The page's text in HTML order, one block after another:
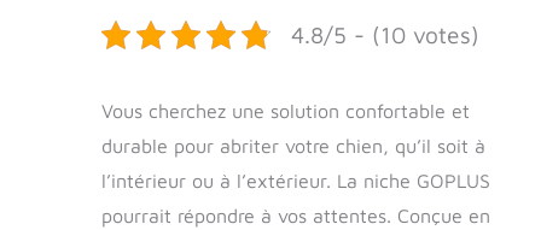
4.8/5 - (10 votes)
Vous cherchez une solution confortable et
durable pour abriter votre chien, qu’il soit à
l’intérieur ou à l’extérieur. La niche GOPLUS
pourrait répondre à vos attentes. Conçue en